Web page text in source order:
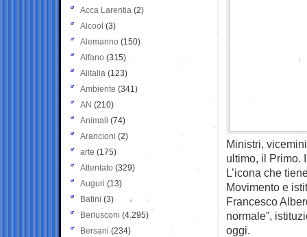
Ministri,
ultimo, il Primo.
L’icona che
Movimento e
Francesco
normale”,
oggi.
Acca Larentia (2)
Alcool (3)
Alemanno (150)
Alfano (315)
Alitalia (123)
Ambiente (341)
AN (210)
Animali (74)
Arancioni (2)
arte (175)
Attentato (329)
Auguri (13)
Batini (3)
Berlusconi (4.295)
Bersani (234)